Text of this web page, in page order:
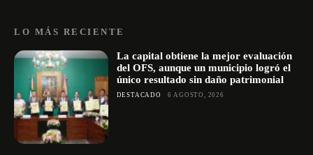
LO MÁS RECIENTE
La capital obtiene la mejor evaluación
del OFS, aunque un municipio logró el
único resultado sin daño patrimonial
DESTACADO 6 AGOSTO, 2026